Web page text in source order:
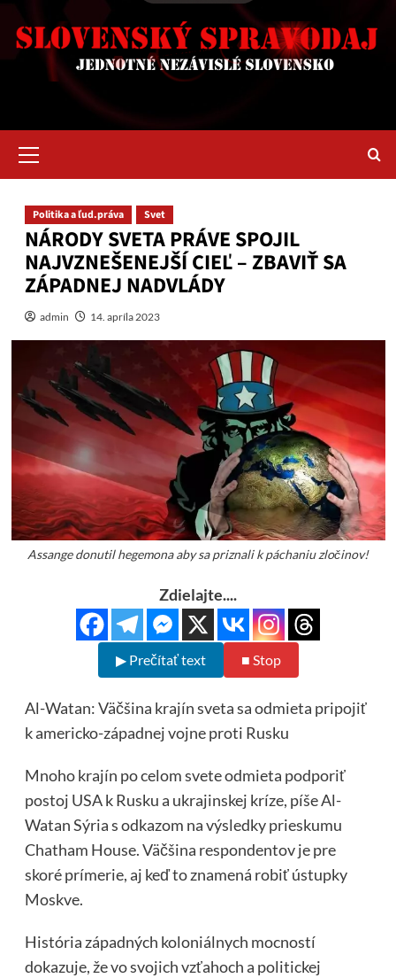
Menu
Politika a ľud.práva Svet
NÁRODY SVETA PRÁVE SPOJIL
NAJVZNEŠENEJŠÍ CIEĽ – ZBAVIŤ SA
ZÁPADNEJ NADVLÁDY
admin 14. apríla 2023
Assange donutil hegemona aby sa priznali k páchaniu zločinov!
Zdielajte....
▶ Prečítať text ■ Stop
Al-Watan: Väčšina krajín sveta sa odmieta pripojiť
k americko-západnej vojne proti Rusku
Mnoho krajín po celom svete odmieta podporiť
postoj USA k Rusku a ukrajinskej kríze, píše Al-
Watan Sýria s odkazom na výsledky prieskumu
Chatham House. Väčšina respondentov je pre
skoré prímerie, aj keď to znamená robiť ústupky
Moskve.
História západných koloniálnych mocností
dokazuje, že vo svojich vzťahoch a politickej